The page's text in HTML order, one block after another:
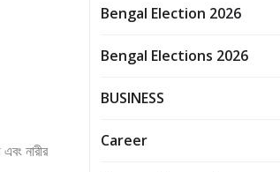
নারীর
Bengal Election 2026
Bengal Elections 2026
BUSINESS
Career